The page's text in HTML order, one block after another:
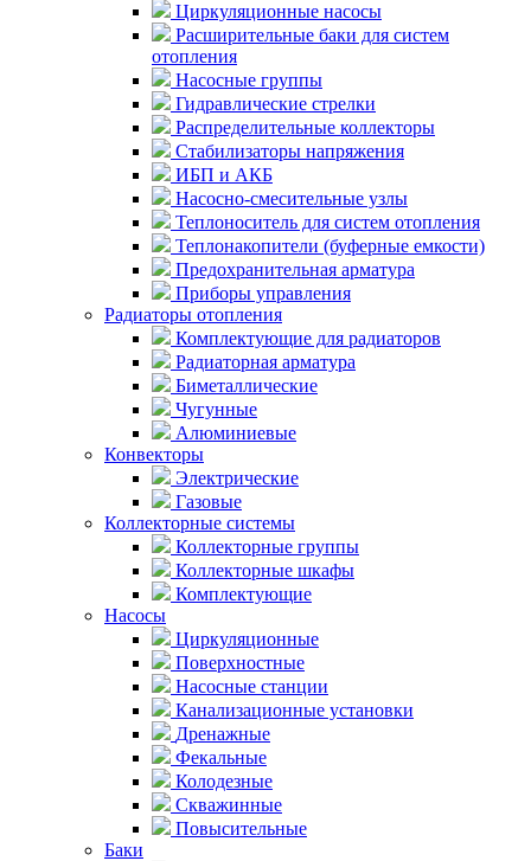
Циркуляционные насосы
Расширительные баки для систем
отопления
Насосные группы
Гидравлические стрелки
Распределительные коллекторы
Стабилизаторы напряжения
ИБП и АКБ
Насосно-смесительные узлы
Теплоноситель для систем отопления
Теплонакопители (буферные емкости)
Предохранительная арматура
Приборы управления
Радиаторы отопления
Комплектующие для радиаторов
Радиаторная арматура
Биметаллические
Чугунные
Алюминиевые
Конвекторы
Электрические
Газовые
Коллекторные системы
Коллекторные группы
Коллекторные шкафы
Комплектующие
Насосы
Циркуляционные
Поверхностные
Насосные станции
Канализационные установки
Дренажные
Фекальные
Колодезные
Скважинные
Повысительные
Баки